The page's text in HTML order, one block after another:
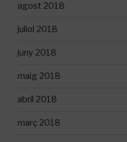
agost 2018
juliol 2018
juny 2018
maig 2018
abril 2018
març 2018